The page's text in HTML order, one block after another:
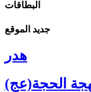
البطاقات
جديد الموقع
هدر
الحجة(عج)